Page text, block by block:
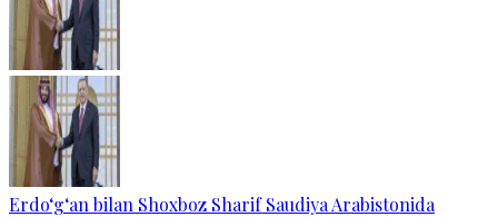
Erdo‘g‘an bilan Shoxboz Sharif Saudiya Arabistonida